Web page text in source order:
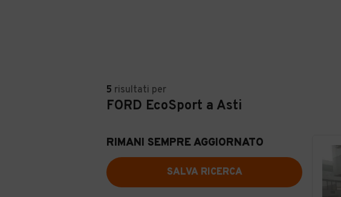
5 risultati per
FORD EcoSport a Asti
RIMANI SEMPRE AGGIORNATO
SALVA RICERCA